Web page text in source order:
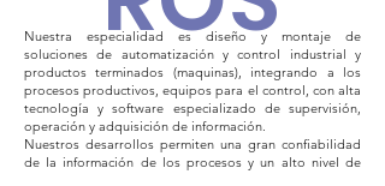
Nuestra especialidad es diseño y montaje de
soluciones de automatización y control industrial y
productos terminados (maquinas), integrando a los
procesos productivos, equipos para el control, con alta
tecnología y software especializado de supervisión,
operación y adquisición de información.
Nuestros desarrollos permiten una gran confiabilidad
de la información de los procesos y un alto nivel de